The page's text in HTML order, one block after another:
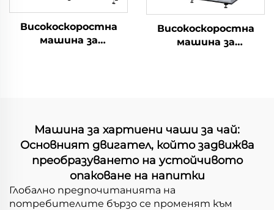
Високоскоростна
машина за
Високоскоростна
машина за
Машина за хартиени чаши за чай:
Основният двигател, който задвижва
преобразуването на устойчивото
опаковане на напитки
Глобално предпочитанията на
потребителите бързо се променят към